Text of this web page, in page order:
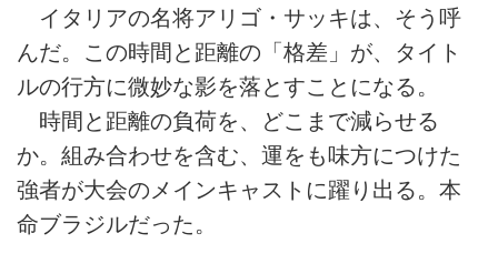
イタリアの名将アリゴ・サッキは、そう呼
んだ。この時間と距離の「格差」が、タイト
ルの行方に微妙な影を落とすことになる。
時間と距離の負荷を、どこまで減らせる
か。組み合わせを含む、運をも味方につけた
強者が大会のメインキャストに躍り出る。本
命ブラジルだった。